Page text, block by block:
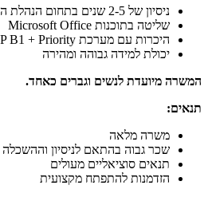
ניסיון של 2-5 שנים בתחום הנהלת החשבונות
שליטה בתוכנות Microsoft Office
היכרות עם מערכת SAP B1 + Priority - יתרון
יכולת למידה גבוהה ומהירה
המשרה מיועדת לנשים וגברים כאחד.
תנאים:
משרה מלאה
שכר גבוה בהתאם לניסיון וההשכלה
תנאים סוציאליים מעולים
הזדמנות להתפתח מקצועית